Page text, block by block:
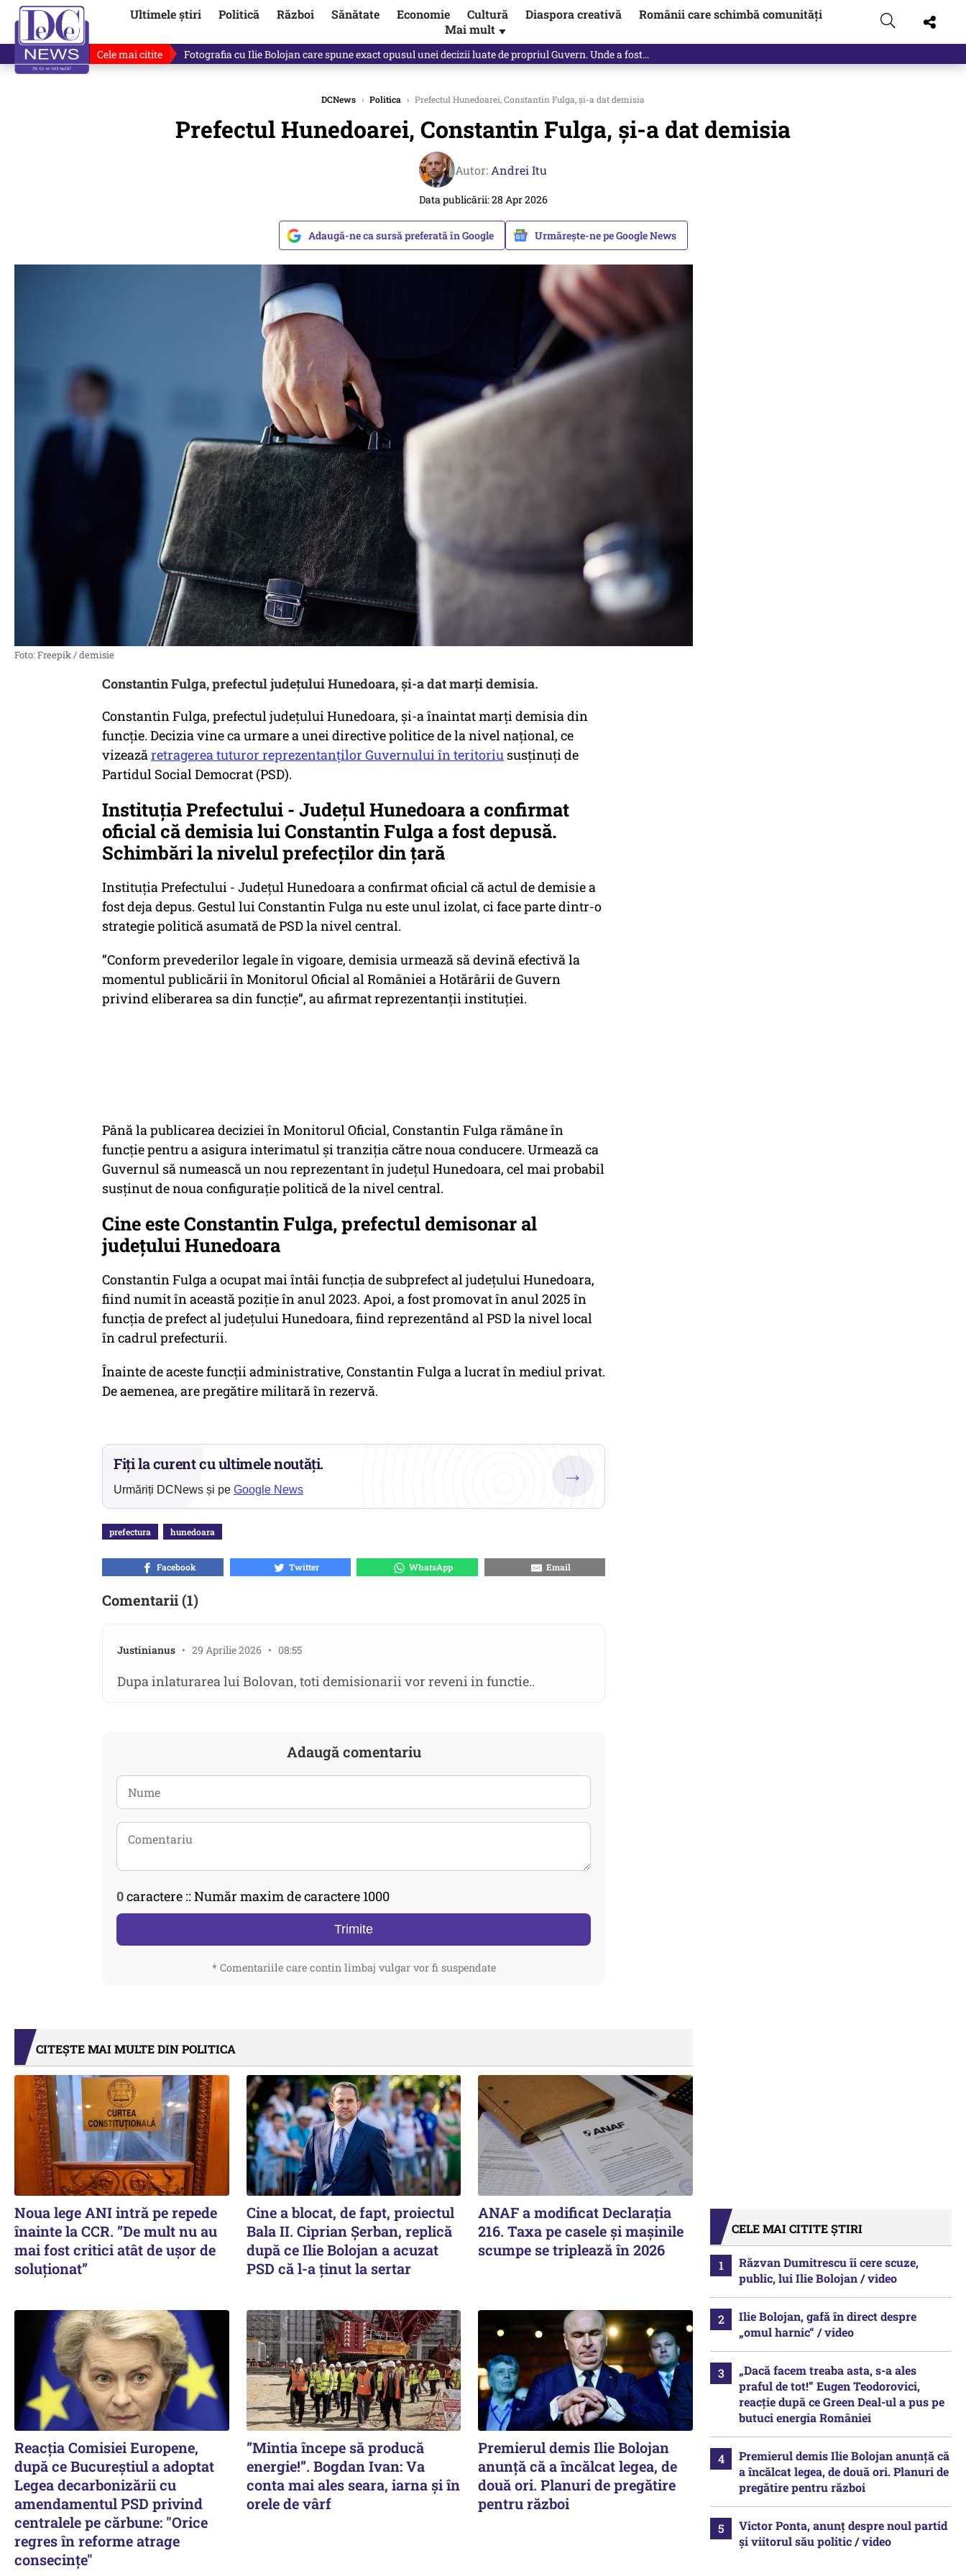
Ultimele știri Politică Război Sănătate Economie Cultură Diaspora creativă
Românii care schimbă comunități
Mai mult ▼
Cele mai citite Ilie Bolojan, gafă în direct despre „omul harnic“ / video
DCNews › Politica › Prefectul Hunedoarei, Constantin Fulga, și-a dat demisia
Prefectul Hunedoarei, Constantin Fulga, și-a dat demisia
Autor: Andrei Itu
Data publicării: 28 Apr 2026
Adaugă-ne ca sursă preferată în Google Urmărește-ne pe Google News
Foto: Freepik / demisie
Constantin Fulga, prefectul județului Hunedoara, și-a dat marți demisia.
Constantin Fulga, prefectul județului Hunedoara, și-a înaintat marți demisia din
funcție. Decizia vine ca urmare a unei directive politice de la nivel național, ce
vizeazăretragerea tuturor reprezentanților Guvernului în teritoriu susținuți de
Partidul Social Democrat (PSD).
Instituția Prefectului - Județul Hunedoara a confirmat
oficial că demisia lui Constantin Fulga a fost depusă.
Schimbări la nivelul prefecților din țară
Instituția Prefectului - Județul Hunedoara a confirmat oficial că actul de demisie a
fost deja depus. Gestul lui Constantin Fulga nu este unul izolat, ci face parte dintr-o
strategie politică asumată de PSD la nivel central.
”Conform prevederilor legale în vigoare, demisia urmează să devină efectivă la
momentul publicării în Monitorul Oficial al României a Hotărârii de Guvern
privind eliberarea sa din funcție”, au afirmat reprezentanții instituției.
Până la publicarea deciziei în Monitorul Oficial, Constantin Fulga rămâne în
funcție pentru a asigura interimatul și tranziția către noua conducere. Urmează ca
Guvernul să numească un nou reprezentant în județul Hunedoara, cel mai probabil
susținut de noua configurație politică de la nivel central.
Cine este Constantin Fulga, prefectul demisonar al
județului Hunedoara
Constantin Fulga a ocupat mai întâi funcția de subprefect al județului Hunedoara,
fiind numit în această poziție în anul 2023. Apoi, a fost promovat în anul 2025 în
funcția de prefect al județului Hunedoara, fiind reprezentând al PSD la nivel local
în cadrul prefecturii.
Înainte de aceste funcții administrative, Constantin Fulga a lucrat în mediul privat.
De aemenea, are pregătire militară în rezervă.
Fiți la curent cu ultimele noutăți.
Urmăriți DCNews și pe Google News
→
prefectura hunedoara
Facebook Twitter WhatsApp Email
Comentarii (1)
Justinianus • 29 Aprilie 2026 • 08:55
Dupa inlaturarea lui Bolovan, toti demisionarii vor reveni in functie..
Adaugă comentariu
0caractere :: Număr maxim de caractere 1000
Trimite
* Comentariile care contin limbaj vulgar vor fi suspendate
CITEȘTE MAI MULTE DIN POLITICA
Noua lege ANI intră pe repede
înainte la CCR. ”De mult nu au
mai fost critici atât de ușor de
soluționat”
Cine a blocat, de fapt, proiectul
Bala II. Ciprian Șerban, replică
după ce Ilie Bolojan a acuzat
PSD că l-a ținut la sertar
ANAF a modificat Declarația
216. Taxa pe casele și mașinile
scumpe se triplează în 2026
Reacția Comisiei Europene,
după ce Bucureștiul a adoptat
Legea decarbonizării cu
amendamentul PSD privind
centralele pe cărbune: "Orice
regres în reforme atrage
consecințe"
”Mintia începe să producă
energie!”. Bogdan Ivan: Va
conta mai ales seara, iarna și în
orele de vârf
Premierul demis Ilie Bolojan
anunță că a încălcat legea, de
două ori. Planuri de pregătire
pentru război
CELE MAI CITITE ȘTIRI
Răzvan Dumitrescu îi cere scuze,
public, lui Ilie Bolojan / video
Ilie Bolojan, gafă în direct despre
„omul harnic“ / video
„Dacă facem treaba asta, s-a ales
praful de tot!” Eugen Teodorovici,
reacție după ce Green Deal-ul a pus pe
butuci energia României
Premierul demis Ilie Bolojan anunță că
a încălcat legea, de două ori. Planuri de
pregătire pentru război
Victor Ponta, anunț despre noul partid
și viitorul său politic / video